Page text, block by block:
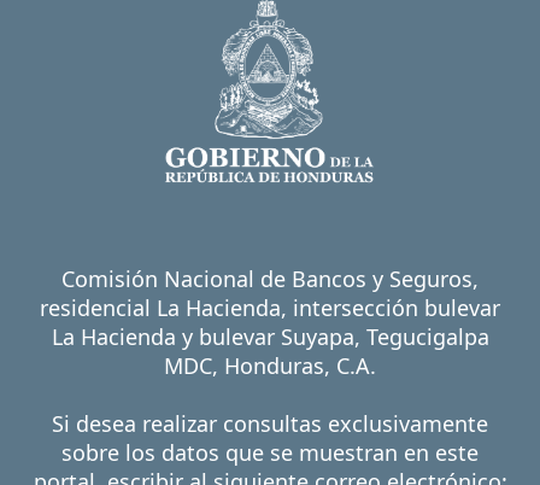
Comisión Nacional de Bancos y Seguros,
residencial La Hacienda, intersección bulevar
La Hacienda y bulevar Suyapa, Tegucigalpa
MDC, Honduras, C.A.
Si desea realizar consultas exclusivamente
sobre los datos que se muestran en este